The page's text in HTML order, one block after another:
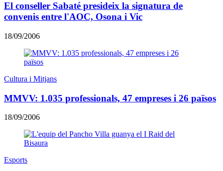
El conseller Sabaté presideix la signatura de
convenis entre l'AOC, Osona i Vic
18/09/2006
Cultura i Mitjans
MMVV: 1.035 professionals, 47 empreses i 26 països
18/09/2006
Esports